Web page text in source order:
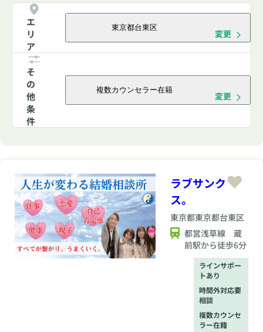
エ
リ
ア
東京都台東区
変更
そ
の
他
条
件
複数カウンセラー在籍
変更
ラブサンク
ス。
東京都東京都台東区
都営浅草線 蔵
前駅から徒歩6分
ラインサポー
トあり
時間外対応要
相談
複数カウンセ
ラー在籍